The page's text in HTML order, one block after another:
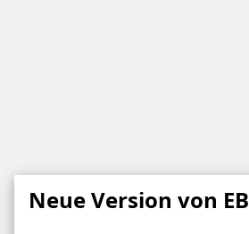
Neue Version von